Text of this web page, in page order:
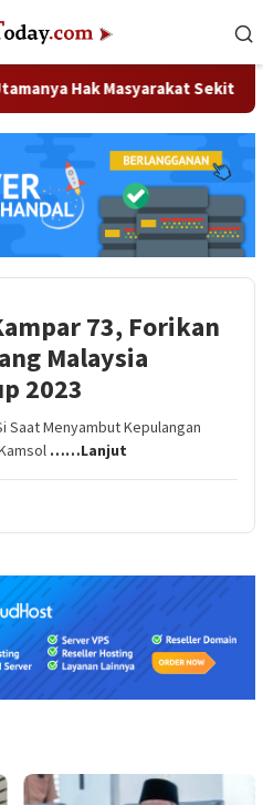
Hak Masyarakat Sekitar
73, Forikan
Malaysia
2023
Saat Menyambut Kepulangan
……Lanjut